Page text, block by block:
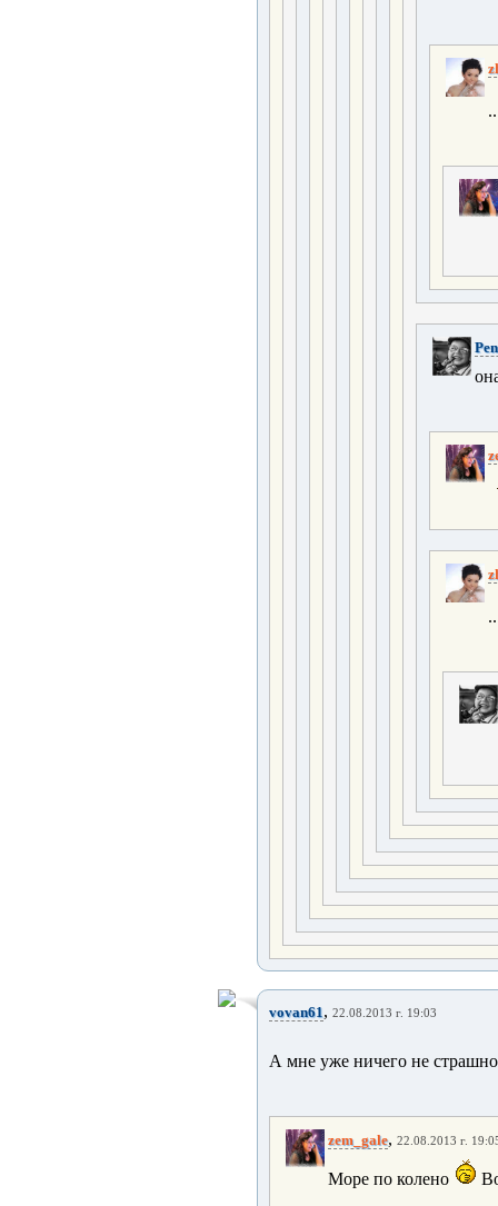
vovan61, 22.08.2013 г. 19:03
А мне уже ничего не
zem_gale, 22.08.2013 г.
Море по колено